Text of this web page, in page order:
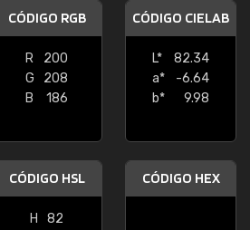
CÓDIGO RGB
R
200
G
208
B
186
CÓDIGO CIELAB
L*
82.34
a*
-6.64
b*
9.98
CÓDIGO HSL
H
82
CÓDIGO HEX